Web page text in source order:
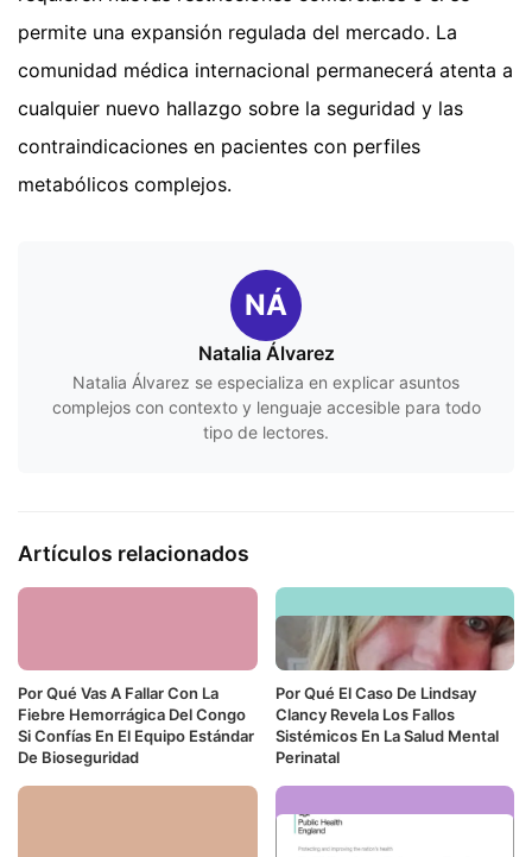
permite una expansión regulada del mercado. La
comunidad médica internacional permanecerá atenta a
cualquier nuevo hallazgo sobre la seguridad y las
contraindicaciones en pacientes con perfiles
metabólicos complejos.
NÁ
Natalia Álvarez
Natalia Álvarez se especializa en explicar asuntos
complejos con contexto y lenguaje accesible para todo
tipo de lectores.
Artículos relacionados
Por Qué Vas A Fallar Con La
Fiebre Hemorrágica Del Congo
Si Confías En El Equipo Estándar
De Bioseguridad
Por Qué El Caso De Lindsay
Clancy Revela Los Fallos
Sistémicos En La Salud Mental
Perinatal